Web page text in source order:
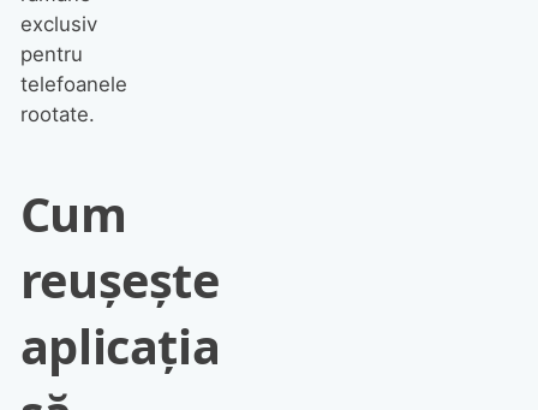
exclusiv
pentru
telefoanele
rootate.
Cum
reușește
aplicația